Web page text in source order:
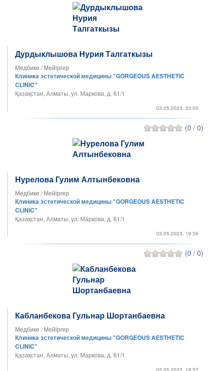
Дурдыклышова Нурия Талгаткызы
Медбике / Мейiргер
Клиника эстетической медицины "GORGEOUS AESTHETIC
CLINIC"
Қазақстан, Алматы, ул. Маркова, д. 61/1
03.05.2023, 20:00
(0 / 0)
Нурелова Гулим Алтынбековна
Медбике / Мейiргер
Клиника эстетической медицины "GORGEOUS AESTHETIC
CLINIC"
Қазақстан, Алматы, ул. Маркова, д. 61/1
03.05.2023, 19:59
(0 / 0)
Кабланбекова Гульнар Шортанбаевна
Медбике / Мейiргер
Клиника эстетической медицины "GORGEOUS AESTHETIC
CLINIC"
Қазақстан, Алматы, ул. Маркова, д. 61/1
03.05.2023, 19:57